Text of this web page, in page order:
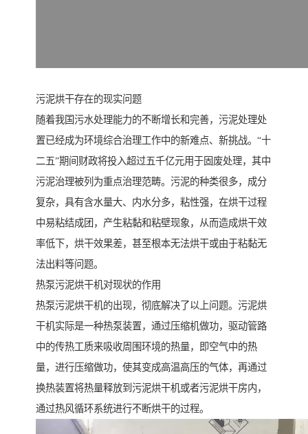
污泥烘干存在的现实问题
随着我国污水处理能力的不断增长和完善，污泥处理处
置已经成为环境综合治理工作中的新难点、新挑战。“十
二五”期间财政将投入超过五千亿元用于固废处理，其中
污泥治理被列为重点治理范畴。污泥的种类很多，成分
复杂，具有含水量大、内水分多，粘性强，在烘干过程
中易粘结成团，产生粘黏和粘壁现象，从而造成烘干效
率低下，烘干效果差，甚至根本无法烘干或由于粘黏无
法出料等问题。
热泵污泥烘干机对现状的作用
热泵污泥烘干机的出现，彻底解决了以上问题。污泥烘
干机实际是一种热泵装置，通过压缩机做功，驱动管路
中的传热工质来吸收周围环境的热量，即空气中的热
量，进行压缩做功，使其变成高温高压的气体，再通过
换热装置将热量释放到污泥烘干机或者污泥烘干房内，
通过热风循环系统进行不断烘干的过程。